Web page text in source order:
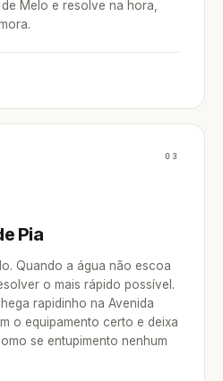
Melo e resolve na hora,
03
Pia
Quando a água não escoa
o mais rápido possível.
rapidinho na Avenida
o equipamento certo e deixa
se entupimento nenhum